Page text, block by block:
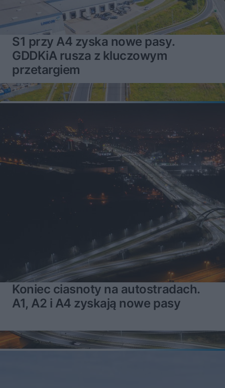
S1 przy A4 zyska nowe pasy.
GDDKiA rusza z kluczowym
przetargiem
Koniec ciasnoty na autostradach.
A1, A2 i A4 zyskają nowe pasy